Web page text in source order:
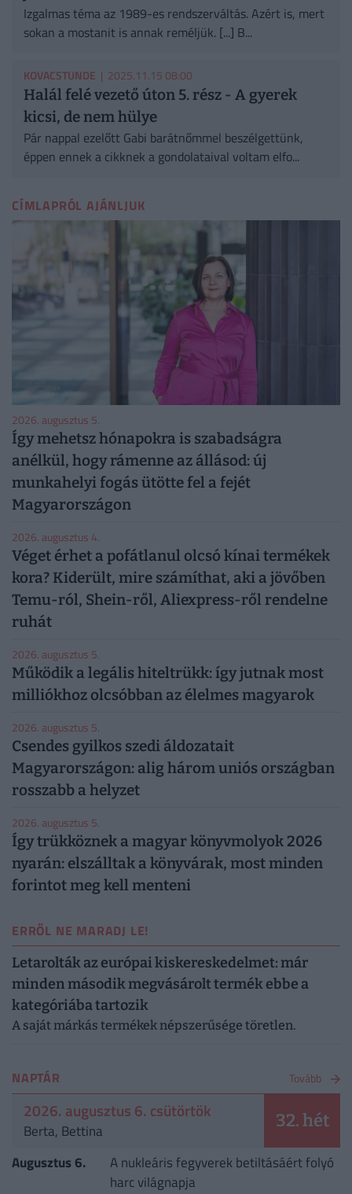
Izgalmas téma az 1989-es rendszerváltás. Azért is, mert
sokan a mostanit is annak reméljük. [...] B...
KOVACSTUNDE | 2025.11.15 08:00
Halál felé vezető úton 5. rész - A gyerek
kicsi, de nem hülye
Pár nappal ezelőtt Gabi barátnőmmel beszélgettünk,
éppen ennek a cikknek a gondolataival voltam elfo...
CÍMLAPRÓL AJÁNLJUK
2026. augusztus 5.
Így mehetsz hónapokra is szabadságra
anélkül, hogy rámenne az állásod: új
munkahelyi fogás ütötte fel a fejét
Magyarországon
2026. augusztus 4.
Véget érhet a pofátlanul olcsó kínai termékek
kora? Kiderült, mire számíthat, aki a jövőben
Temu-ról, Shein-ről, Aliexpress-ről rendelne
ruhát
2026. augusztus 5.
Működik a legális hiteltrükk: így jutnak most
milliókhoz olcsóbban az élelmes magyarok
2026. augusztus 5.
Csendes gyilkos szedi áldozatait
Magyarországon: alig három uniós országban
rosszabb a helyzet
2026. augusztus 5.
Így trükköznek a magyar könyvmolyok 2026
nyarán: elszálltak a könyvárak, most minden
forintot meg kell menteni
ERRŐL NE MARADJ LE!
Letarolták az európai kiskereskedelmet: már
minden második megvásárolt termék ebbe a
kategóriába tartozik
A saját márkás termékek népszerűsége töretlen.
NAPTÁR Tovább
2026. augusztus 6. csütörtök
Berta, Bettina 32. hét
Augusztus 6.
A nukleáris fegyverek betiltásáért folyó
harc világnapja